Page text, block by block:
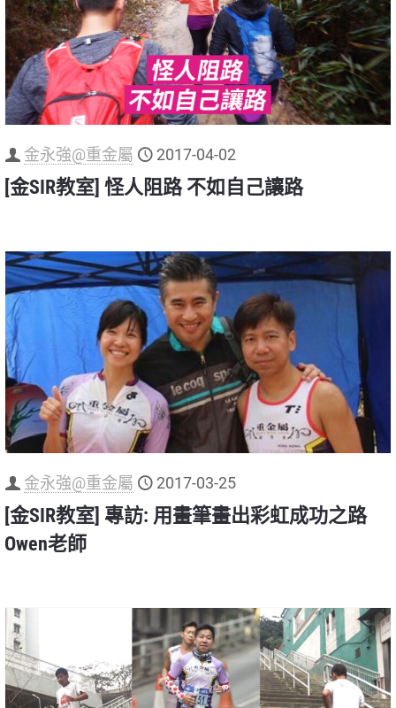
金永強@重金屬 2017-04-02
[金SIR教室] 怪人阻路 不如自己讓路
金永強@重金屬 2017-03-25
[金SIR教室] 專訪: 用畫筆畫出彩虹成功之路
Owen老師